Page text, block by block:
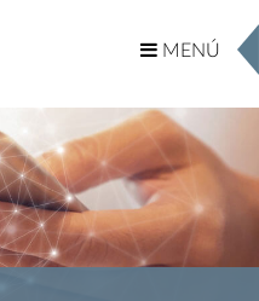
MENÚ
MENÚ